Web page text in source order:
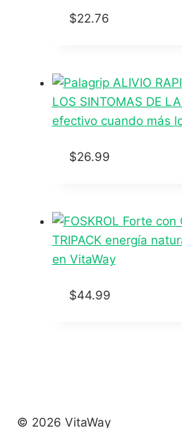
$22.76
$26.99
$44.99
© 2026 VitaWay